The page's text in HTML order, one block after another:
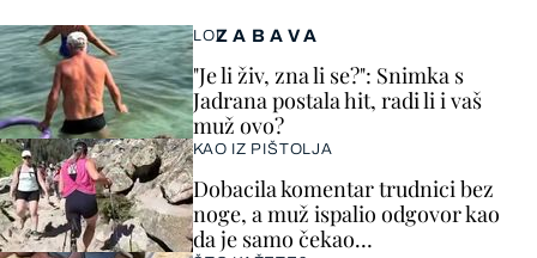
ZABAVA
LOL
"Je li živ, zna li se?": Snimka s
Jadrana postala hit, radi li i vaš
muž ovo?
KAO IZ PIŠTOLJA
Dobacila komentar trudnici bez
noge, a muž ispalio odgovor kao
da je samo čekao…